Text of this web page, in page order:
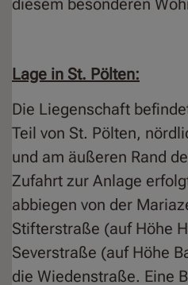
diesem besonderen
Lage in St. Pölten:
Die Liegenschaft
Teil von St. Pölten,
und am äußeren Rand
Zufahrt zur Anlage
abbiegen von der
Stifterstraße (auf Höhe
Severstraße (auf Höhe
die Wiedenstraße. Eine